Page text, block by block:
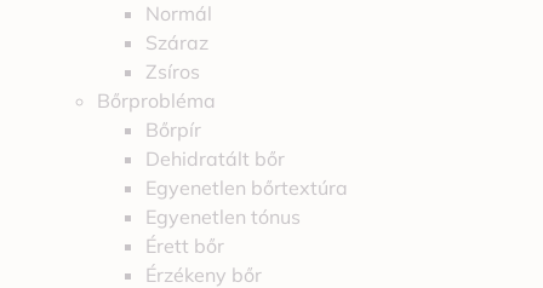
Normál
Száraz
Zsíros
Bőrprobléma
Bőrpír
Dehidratált bőr
Egyenetlen bőrtextúra
Egyenetlen tónus
Érett bőr
Érzékeny bőr